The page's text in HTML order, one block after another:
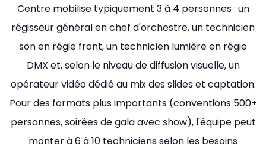
Centre mobilise typiquement 3 à 4 personnes : un
régisseur général en chef d'orchestre, un technicien
son en régie front, un technicien lumière en régie
DMX et, selon le niveau de diffusion visuelle, un
opérateur vidéo dédié au mix des slides et captation.
Pour des formats plus importants (conventions 500+
personnes, soirées de gala avec show), l'équipe peut
monter à 6 à 10 techniciens selon les besoins